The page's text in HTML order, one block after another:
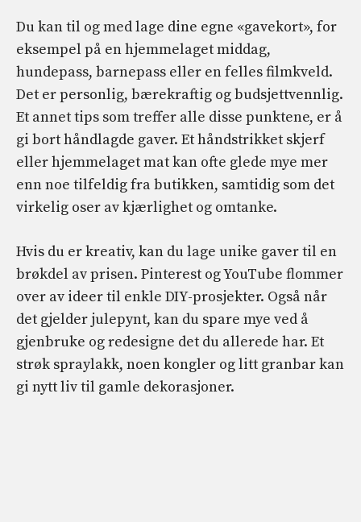
Du kan til og med lage dine egne «gavekort», for
eksempel på en hjemmelaget middag,
hundepass, barnepass eller en felles filmkveld.
Det er personlig, bærekraftig og budsjettvennlig.
Et annet tips som treffer alle disse punktene, er å
gi bort håndlagde gaver. Et håndstrikket skjerf
eller hjemmelaget mat kan ofte glede mye mer
enn noe tilfeldig fra butikken, samtidig som det
virkelig oser av kjærlighet og omtanke.
Hvis du er kreativ, kan du lage unike gaver til en
brøkdel av prisen. Pinterest og YouTube flommer
over av ideer til enkle DIY-prosjekter. Også når
det gjelder julepynt, kan du spare mye ved å
gjenbruke og redesigne det du allerede har. Et
strøk spraylakk, noen kongler og litt granbar kan
gi nytt liv til gamle dekorasjoner.